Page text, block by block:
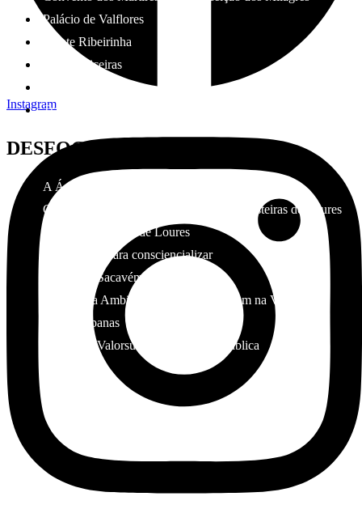
Instagram
Palácio de Valflores
Frente Ribeirinha
Paul Caniceiras
Quinta do Alexandre
Transportes
DESFOCO
A Água é de Todos
Conselho Consultivo Parque Várzea e Costeiras de Loures
Retrato Ambiental de Loures
Comemorar para consciencializar
Siphão de Sacavém
Plataforma Ambiental Para a Reciclagem na Valorsul
Hortas urbanas
Defesa da Valorsul como Empresa Pública